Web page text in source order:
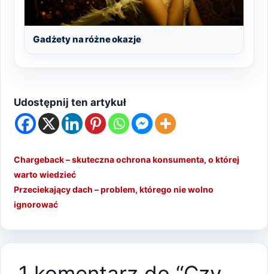
Gadżety na różne okazje
Udostępnij ten artykuł
Chargeback – skuteczna ochrona konsumenta, o której
warto wiedzieć
Przeciekający dach – problem, którego nie wolno
ignorować